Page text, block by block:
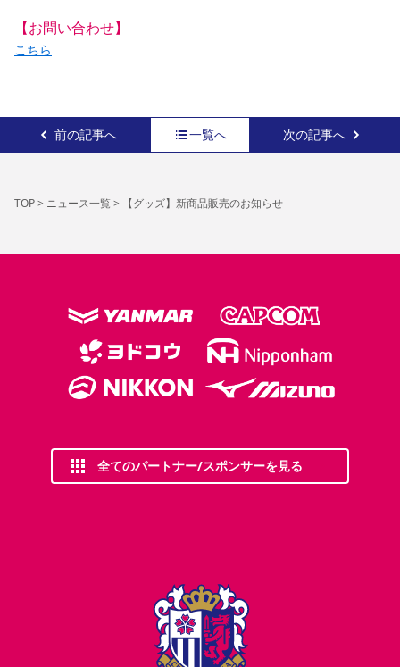
【お問い合わせ】
こちら
前の記事へ 一覧へ 次の記事へ
TOP> ニュース一覧> 【グッズ】新商品販売のお知らせ
全てのパートナー/スポンサーを見る